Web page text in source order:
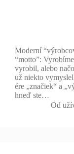
Moderní
“motto”:
vyrobil, alebo
už niekto
ére „značiek“ a
hneď ste…
Od